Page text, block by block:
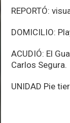
REPORTÓ:
DOMICILIO:
ACUDIÓ: El
Carlos Segura.
UNIDAD Pie